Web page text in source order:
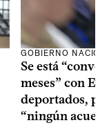
GOBIERNO
Se está
meses” con
deportados,
“ningún